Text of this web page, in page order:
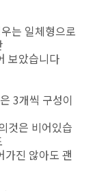
는 일체형으로
보았습니다
3개씩 구성이
것은 비어있습
가진 않아도 괜